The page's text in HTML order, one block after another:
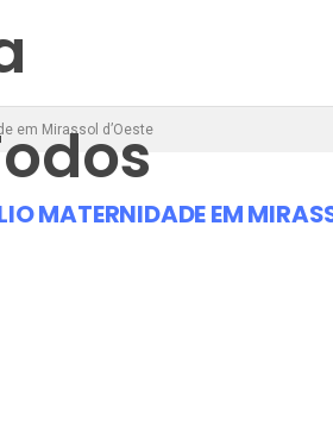
em Mirassol d’Oeste
MATERNIDADE EM